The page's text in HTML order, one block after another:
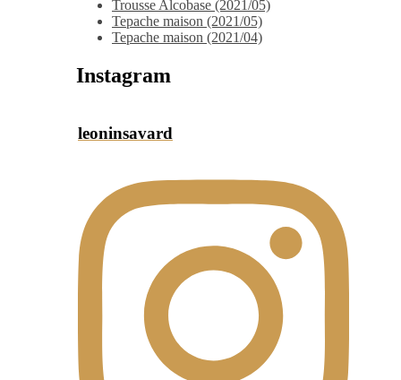
Trousse Alcobase (2021/05)
Tepache maison (2021/05)
Tepache maison (2021/04)
Instagram
leoninsavard